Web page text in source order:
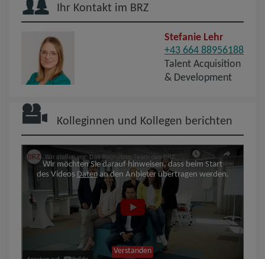
Ihr Kontakt im BRZ
Stefanie Lehr
+43 664 88956188
Talent Acquisition
& Development
Kolleginnen und Kollegen berichten
Wir möchten Sie darauf hinweisen, dass beim Start
des Videos Datenan den Anbieter übertragen werden.
Verstanden